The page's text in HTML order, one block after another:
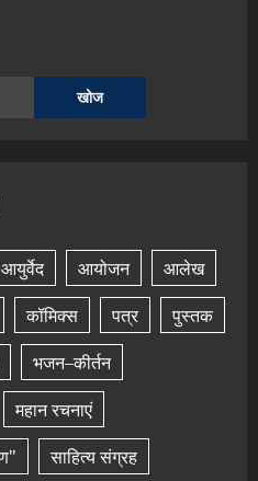
खोज
आयुर्वेद आयोजन
आलेख
कॉमिक्स पत्र
पुस्तक
भजन–कीर्तन
महान रचनाएं
साहित्य संग्रह